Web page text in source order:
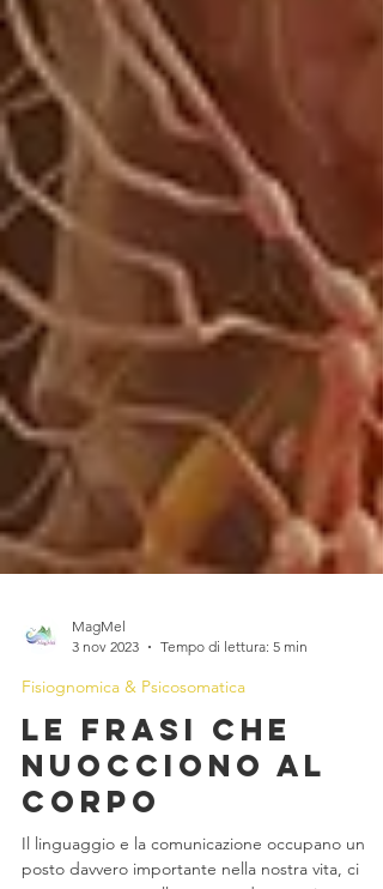
3 nov 2023
Tempo di lettura: 5 min
Fisiognomica & Psicosomatica
Le frasi che
nuocciono al
corpo